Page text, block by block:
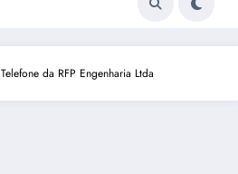
Telefone da RFP Engenharia Ltda